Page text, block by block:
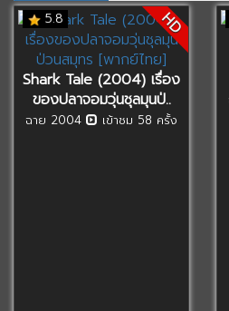
5.8 HD
Shark Tale (2004) เรื่อง
ของปลาจอมวุ่นชุลมุนป่..
ฉาย 2004 เข้าชม 58 ครั้ง